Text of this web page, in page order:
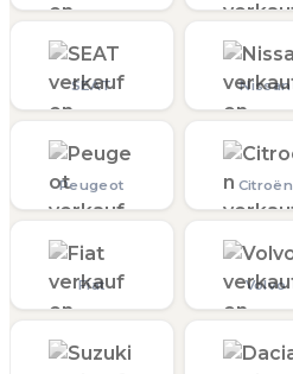
SEAT Nissan
Peugeot Citroën
Fiat Volvo